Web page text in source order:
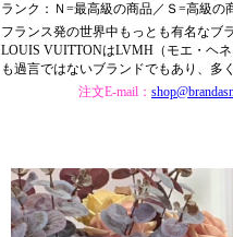
ランク：Ｎ=最高級の商品／Ｓ=高級の
フランス発の世界中もっとも有名なブ
LOUIS VUITTONはLVMH（モエ・ヘ
も過言ではないブランドでもあり、多
注文E-mail：